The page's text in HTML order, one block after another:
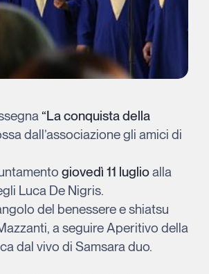
“La conquista della
dall’associazione gli amici di
giovedì 11 luglioalla
Luca De Nigris.
del benessere e shiatsu
a seguire Aperitivo della
dal vivo di Samsara duo.